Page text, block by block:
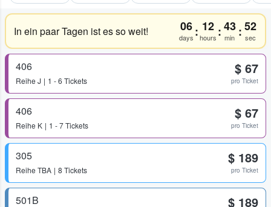
In ein paar Tagen ist es so weit! 06
days : 12
hours :43
min :52
sec
406
Reihe J 1 - 6 Tickets
$ 67
pro Ticket
406
Reihe K 1 - 7 Tickets
$ 67
pro Ticket
305
Reihe TBA 8 Tickets
$ 189
pro Ticket
501B $ 189